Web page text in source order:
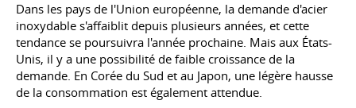
Dans les pays de l'Union européenne, la demande d'acier
inoxydable s'affaiblit depuis plusieurs années, et cette
tendance se poursuivra l'année prochaine. Mais aux États-
Unis, il y a une possibilité de faible croissance de la
demande. En Corée du Sud et au Japon, une légère hausse
de la consommation est également attendue.